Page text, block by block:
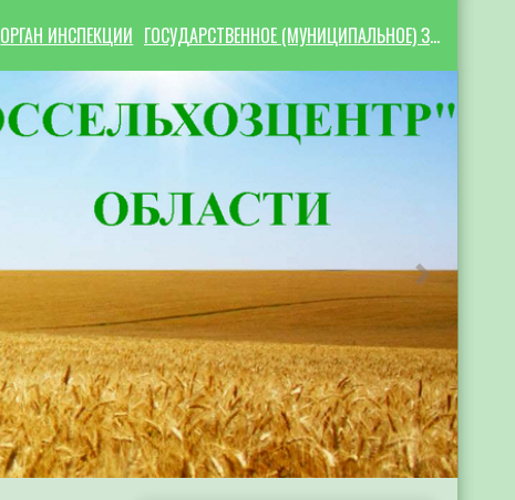
ОРГАН ИНСПЕКЦИИ ГОСУДАРСТВЕННОЕ (МУНИЦИПАЛЬНОЕ) ЗАДАНИЕ
Следующий